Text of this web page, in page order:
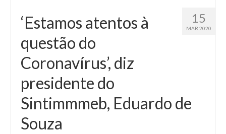
15
MAR 2020
‘Estamos atentos à
questão do
Coronavírus’, diz
presidente do
Sintimmmeb, Eduardo de
Souza